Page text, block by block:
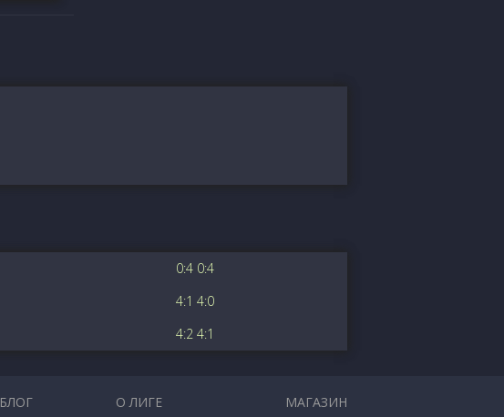
0:4 0:4
4:1 4:0
4:2 4:1
БЛОГ О ЛИГЕ МАГАЗИН